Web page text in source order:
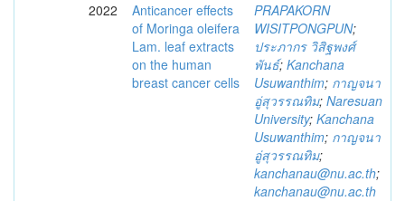
2022
Anticancer effects
of Moringa oleifera
Lam. leaf extracts
on the human
breast cancer cells
PRAPAKORN
WISITPONGPUN;
ประภากร วิสิฐพงศ์
พันธ์; Kanchana
Usuwanthim; กาญจนา
อู่สุวรรณทิม; Naresuan
University; Kanchana
Usuwanthim; กาญจนา
อู่สุวรรณทิม;
kanchanau@nu.ac.th;
kanchanau@nu.ac.th